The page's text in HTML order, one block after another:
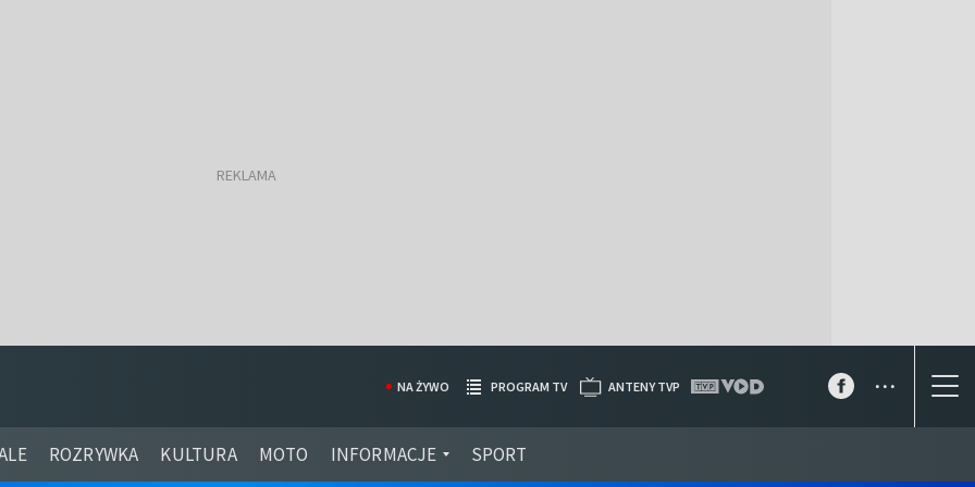
ROZRYWKA KULTURA MOTO INFORMACJE SPORT
NA ŻYWO PROGRAM TV ANTENY TVP ...